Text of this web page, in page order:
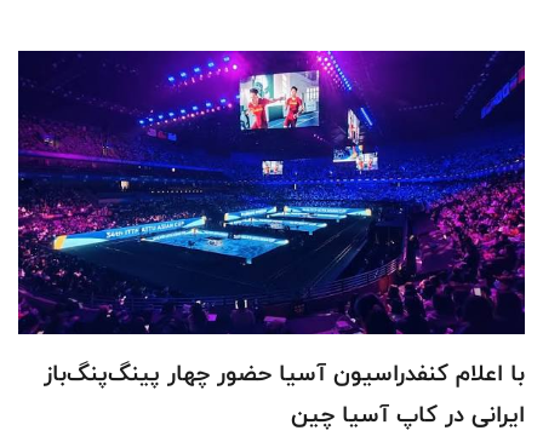
با اعلام کنفدراسیون آسیا حضور چهار پینگ‌پنگ‌باز
ایرانی در کاپ آسیا چین